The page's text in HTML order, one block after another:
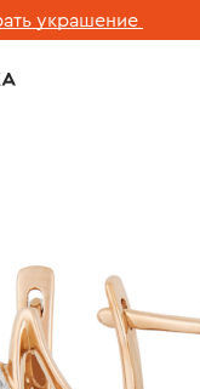
украшение